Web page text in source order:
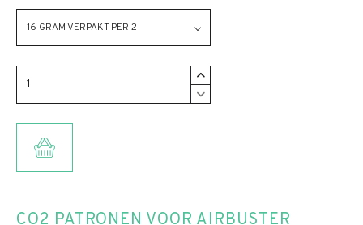
16 GRAM VERPAKT PER 2
CO2 PATRONEN VOOR AIRBUSTER